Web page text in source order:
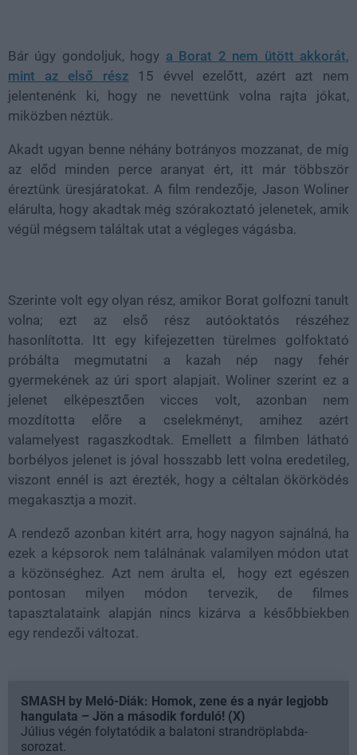
Bár úgy gondoljuk, hogy a Borat 2 nem ütött akkorát,
mint az első rész 15 évvel ezelőtt, azért azt nem
jelentenénk ki, hogy ne nevettünk volna rajta jókat,
miközben néztük.
Akadt ugyan benne néhány botrányos mozzanat, de míg
az előd minden perce aranyat ért, itt már többször
éreztünk üresjáratokat. A film rendezője, Jason Woliner
elárulta, hogy akadtak még szórakoztató jelenetek, amik
végül mégsem találtak utat a végleges vágásba.
Szerinte volt egy olyan rész, amikor Borat golfozni tanult
volna; ezt az első rész autóoktatós részéhez
hasonlította. Itt egy kifejezetten türelmes golfoktató
próbálta megmutatni a kazah nép nagy fehér
gyermekének az úri sport alapjait. Woliner szerint ez a
jelenet elképesztően vicces volt, azonban nem
mozdította előre a cselekményt, amihez azért
valamelyest ragaszkodtak. Emellett a filmben látható
borbélyos jelenet is jóval hosszabb lett volna eredetileg,
viszont ennél is azt érezték, hogy a céltalan ökörködés
megakasztja a mozit.
A rendező azonban kitért arra, hogy nagyon sajnálná, ha
ezek a képsorok nem találnának valamilyen módon utat
a közönséghez. Azt nem árulta el, hogy ezt egészen
pontosan milyen módon tervezik, de filmes
tapasztalataink alapján nincs kizárva a későbbiekben
egy rendezői változat.
SMASH by Meló-Diák: Homok, zene és a nyár legjobb
hangulata – Jön a második forduló! (X)
Július végén folytatódik a balatoni strandröplabda-
sorozat.